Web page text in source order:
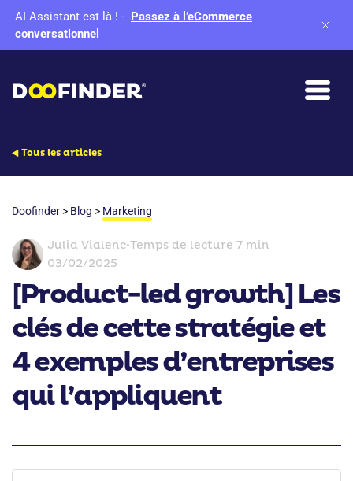
AI Assistant est là ! - Passez à l’eCommerce
conversationnel
Tous les articles
Doofinder > Blog > Marketing
Julia Vialenc•Temps de lecture 7 min
03/02/2025
[Product-led growth] Les
clés de cette stratégie et
4 exemples d’entreprises
qui l’appliquent